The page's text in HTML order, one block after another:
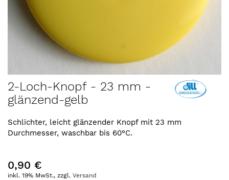
Anfang
der
springen
2-Loch-Knopf - 23 mm -
glänzend-gelb
Schlichter, leicht glänzender Knopf mit 23 mm
Durchmesser, waschbar bis 60°C.
0,90 €
inkl. 19% MwSt., zzgl. Versand